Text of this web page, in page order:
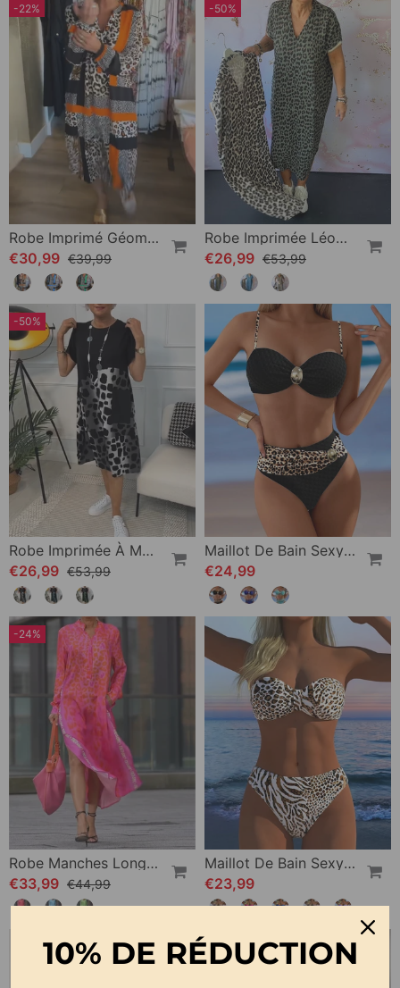
-22%
Robe Imprimé Géométrique Léopard
€30,99 €39,99
-50%
Robe Imprimée Léopard À Manches Courtes Et Col V
€26,99 €53,99
-50%
Robe Imprimée À Manches Courtes Et Col Rond
€26,99 €53,99
Maillot De Bain Sexy Imprimé Léopard Deux-Pièces
€24,99
-24%
Robe Manches Longues Imprimé Léopard Fente
€33,99 €44,99
Maillot De Bain Sexy Imprimé Léopard Deux-Pièces
€23,99
10% DE RÉDUCTION